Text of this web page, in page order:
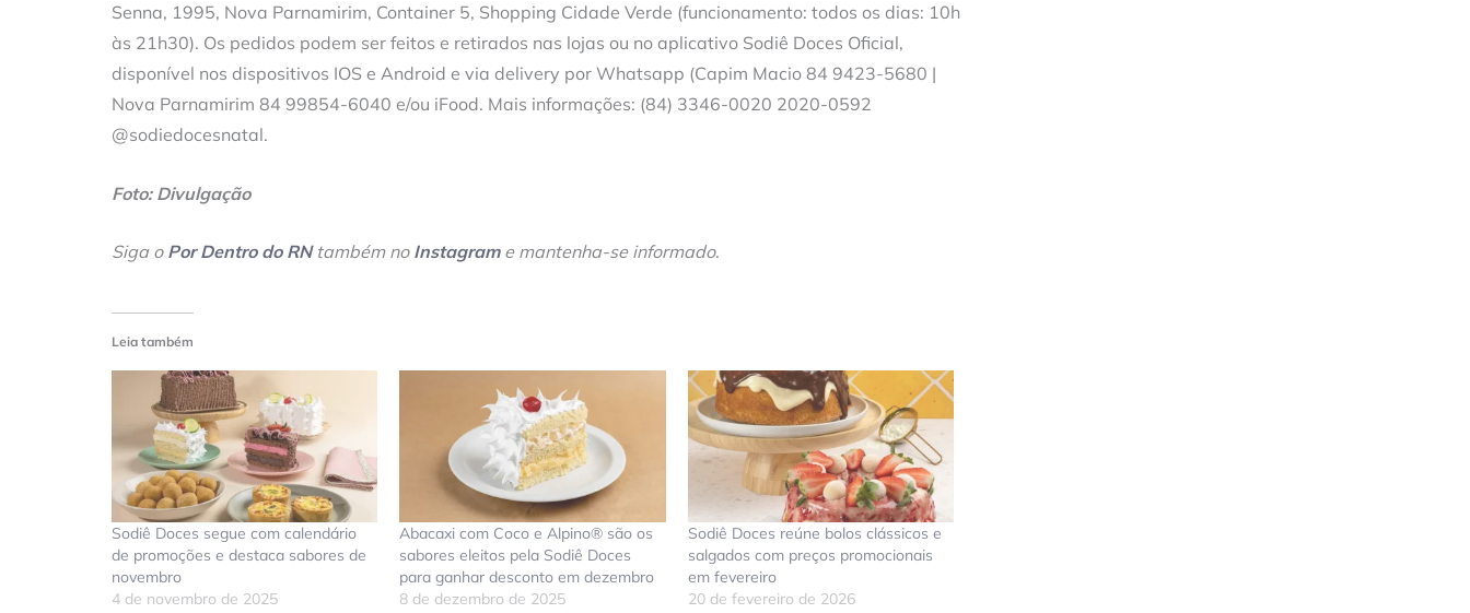
Senna, 1995, Nova Parnamirim, Container 5, Shopping Cidade Verde (funcionamento: todos os dias: 10h
às 21h30). Os pedidos podem ser feitos e retirados nas lojas ou no aplicativo Sodiê Doces Oficial,
disponível nos dispositivos IOS e Android e via delivery por Whatsapp (Capim Macio 84 9423-5680 |
Nova Parnamirim 84 99854-6040 e/ou iFood. Mais informações: (84) 3346-0020 2020-0592
@sodiedocesnatal.
Foto: Divulgação
Siga o Por Dentro do RNtambém no Instagrame mantenha-se informado.
Leia também
Sodiê Doces segue com calendário
de promoções e destaca sabores de
novembro
4 de novembro de 2025
Abacaxi com Coco e Alpino® são os
sabores eleitos pela Sodiê Doces
para ganhar desconto em dezembro
8 de dezembro de 2025
Sodiê Doces reúne bolos clássicos e
salgados com preços promocionais
em fevereiro
20 de fevereiro de 2026